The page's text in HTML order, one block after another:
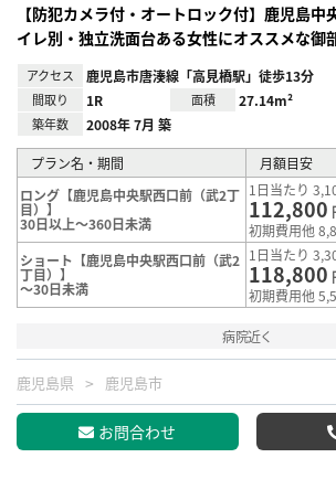
【防犯カメラ付・オートロック付】鹿児島中
イレ別・独立洗面台ある女性にオススメな御
アクセス 鹿児島市唐湊線「高見橋駅」徒歩13分
間取り 1R 面積 27.14m²
築年数 2008年 7月 築
プラン名・期間
月額目安
ロング【鹿児島中央駅西口前（武2丁
目）】
30日以上～360日未満
1日当たり
112,800
初期費用他
ショート【鹿児島中央駅西口前（武2
丁目）】
～30日未満
1日当たり
118,800
初期費用他
病院近く
鹿児島県 鹿児島市
お問合わせ